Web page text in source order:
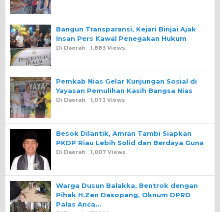
Bangun Transparansi, Kejari Binjai Ajak
Insan Pers Kawal Penegakan Hukum
Di Daerah 1,883 Views
Pemkab Nias Gelar Kunjungan Sosial di
Yayasan Pemulihan Kasih Bangsa Nias
Di Daerah 1,073 Views
Besok Dilantik, Amran Tambi Siapkan
PKDP Riau Lebih Solid dan Berdaya Guna
Di Daerah 1,007 Views
Warga Dusun Balakka, Bentrok dengan
Pihak H.Zen Dasopang, Oknum DPRD
Palas Anca…